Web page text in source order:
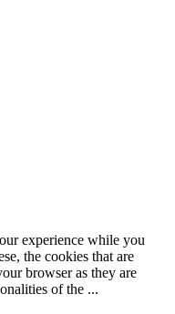
experience while you
the cookies that are
browser as they are
of the ...